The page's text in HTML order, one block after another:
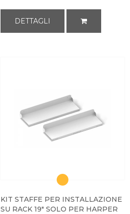
DETTAGLI
KIT STAFFE PER INSTALLAZIONE
SU RACK 19" SOLO PER HARPER